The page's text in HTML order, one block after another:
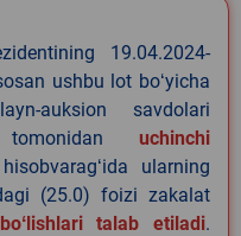
19.04.2024-
ushbu lot boʻyicha
auksion savdolari
tomonidan uchinchi
ularning
(25.0) foizi zakalat
talab etiladi.